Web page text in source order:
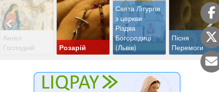
Ангел
Господній
Розарій
Свята Літургія
з церкви
Різдва
Богородиці
(Львів)
Пісня
Перемоги